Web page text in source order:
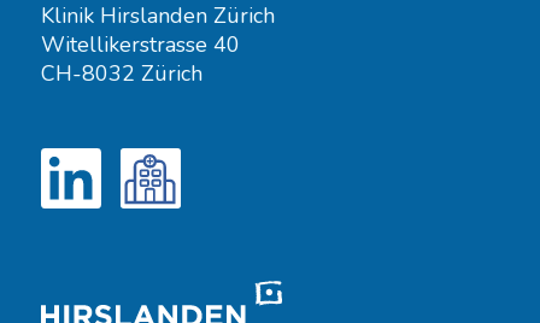
Klinik Hirslanden Zürich
Witellikerstrasse 40
CH-8032 Zürich